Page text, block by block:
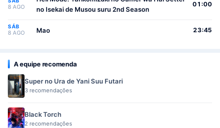
8 AGO
no Isekai de Musou suru 2nd Season
01:00
SÁB
8 AGO Mao 23:45
A equipe recomenda
Super no Ura de Yani Suu Futari
3 recomendações
Black Torch
2 recomendações